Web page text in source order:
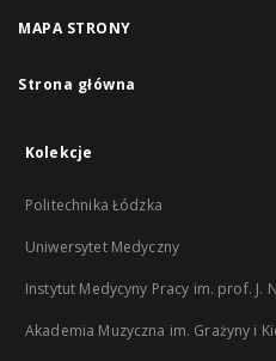
MAPA STRONY
Strona główna
Kolekcje
Politechnika Łódzka
Uniwersytet Medyczny
Instytut Medycyny Pracy im. prof. J.
Akademia Muzyczna im. Grażyny i